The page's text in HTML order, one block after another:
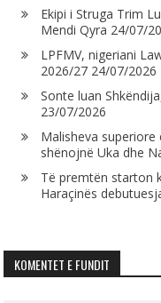
Ekipi i Struga Trim
Mendi Qyra 24/07/
LPFMV, nigeriani
2026/27 24/07/2026
Sonte luan
23/07/2026
Malisheva superiore
shënojnë Uka dhe
Të premtën starton
Haraçinës
KOMENTET E FUNDIT